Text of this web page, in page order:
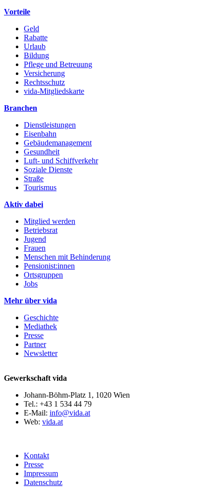
Vorteile
Geld
Rabatte
Urlaub
Bildung
Pflege und Betreuung
Versicherung
Rechtsschutz
vida-Mitgliedskarte
Branchen
Dienstleistungen
Eisenbahn
Gebäudemanagement
Gesundheit
Luft- und Schiffverkehr
Soziale Dienste
Straße
Tourismus
Aktiv dabei
Mitglied werden
Betriebsrat
Jugend
Frauen
Menschen mit Behinderung
Pensionist:innen
Ortsgruppen
Jobs
Mehr über vida
Geschichte
Mediathek
Presse
Partner
Newsletter
Gewerkschaft vida
Johann-Böhm-Platz 1, 1020 Wien
Tel.: +43 1 534 44 79
E-Mail: info@vida.at
Web: vida.at
Kontakt
Presse
Impressum
Datenschutz